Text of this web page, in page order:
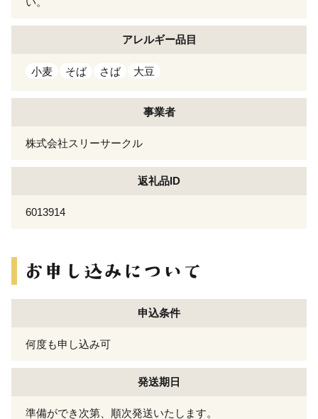
アレルギー品目
小麦 そば さば 大豆
事業者
株式会社スリーサークル
返礼品ID
6013914
申込条件
何度も申し込み可
発送期日
準備ができ次第、順次発送いたします。